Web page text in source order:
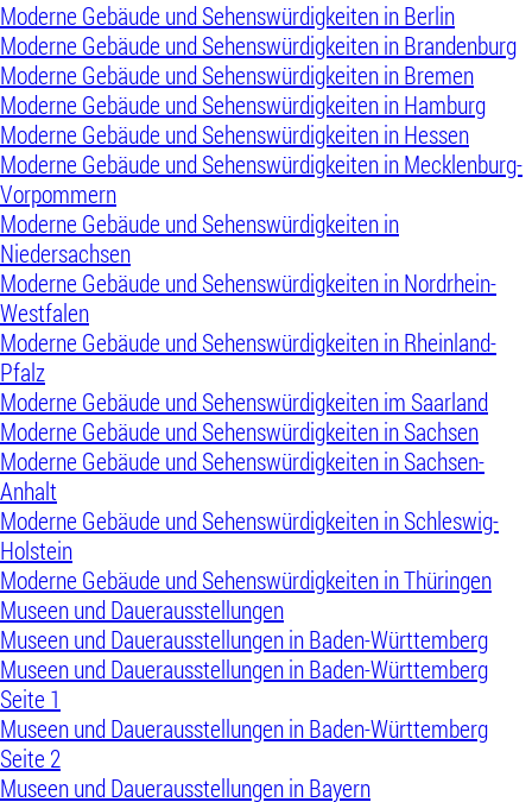
Moderne Gebäude und Sehenswürdigkeiten in Berlin
Moderne Gebäude und Sehenswürdigkeiten in Brandenburg
Moderne Gebäude und Sehenswürdigkeiten in Bremen
Moderne Gebäude und Sehenswürdigkeiten in Hamburg
Moderne Gebäude und Sehenswürdigkeiten in Hessen
Moderne Gebäude und Sehenswürdigkeiten in Mecklenburg-
Vorpommern
Moderne Gebäude und Sehenswürdigkeiten in
Niedersachsen
Moderne Gebäude und Sehenswürdigkeiten in Nordrhein-
Westfalen
Moderne Gebäude und Sehenswürdigkeiten in Rheinland-
Pfalz
Moderne Gebäude und Sehenswürdigkeiten im Saarland
Moderne Gebäude und Sehenswürdigkeiten in Sachsen
Moderne Gebäude und Sehenswürdigkeiten in Sachsen-
Anhalt
Moderne Gebäude und Sehenswürdigkeiten in Schleswig-
Holstein
Moderne Gebäude und Sehenswürdigkeiten in Thüringen
Museen und Dauerausstellungen
Museen und Dauerausstellungen in Baden-Württemberg
Museen und Dauerausstellungen in Baden-Württemberg
Seite 1
Museen und Dauerausstellungen in Baden-Württemberg
Seite 2
Museen und Dauerausstellungen in Bayern